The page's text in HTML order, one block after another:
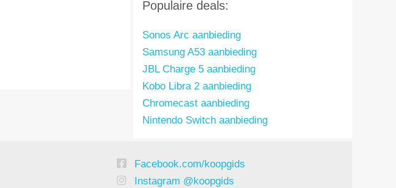
Populaire deals:
Sonos Arc aanbieding
Samsung A53 aanbieding
JBL Charge 5 aanbieding
Kobo Libra 2 aanbieding
Chromecast aanbieding
Nintendo Switch aanbieding
Facebook.com/koopgids
Instagram @koopgids